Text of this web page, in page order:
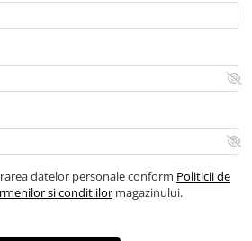
datelor personale conform Politicii de
si conditiilor magazinului.